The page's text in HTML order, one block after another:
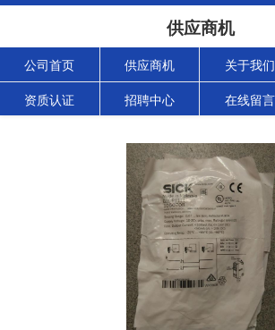
供应商机
公司首页 供应商机 关于我们
资质认证 招聘中心 在线留言